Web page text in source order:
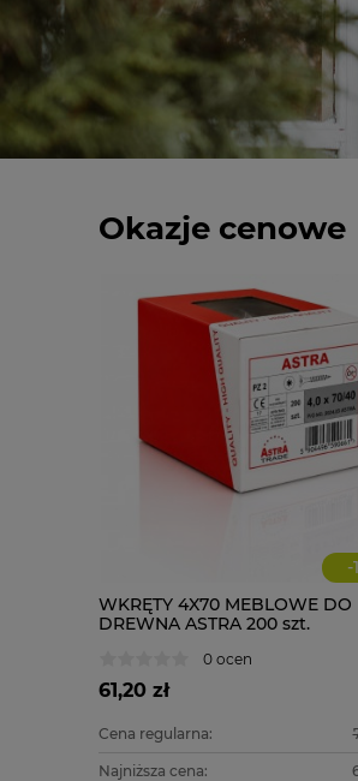
Okazje cenowe
-
WKRĘTY 4X70 MEBLOWE DO
DREWNA ASTRA 200 szt.
0 ocen
61,20 zł
Cena regularna:
Najniższa cena: